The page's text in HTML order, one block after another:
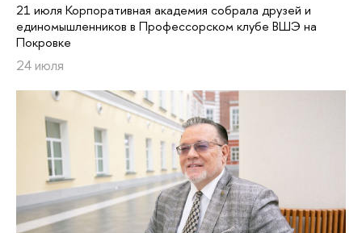
21 июля Корпоративная академия собрала друзей и
единомышленников в Профессорском клубе ВШЭ на
Покровке
24 июля